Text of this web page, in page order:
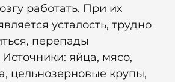
работать. При их
усталость, трудно
перепады
яйца, мясо,
цельнозерновые крупы,